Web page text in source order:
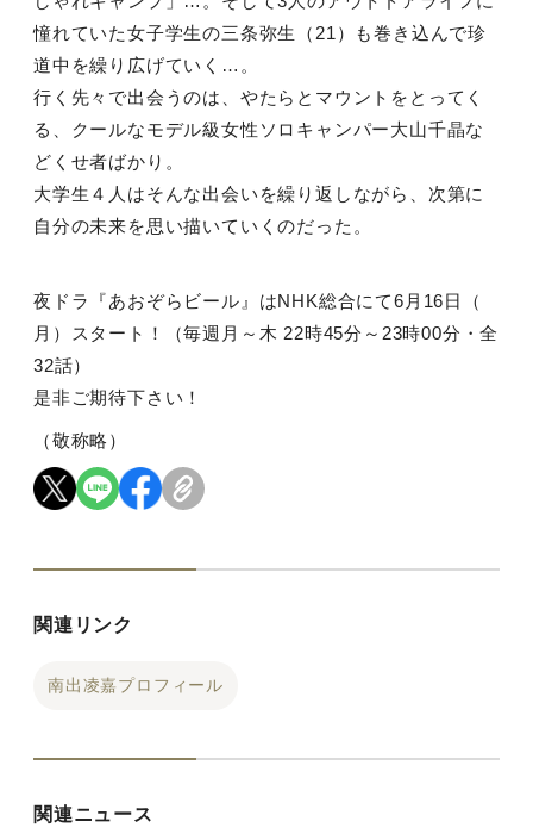
憧れていた女子学生の三条弥生（21）も巻き込んで珍
道中を繰り広げていく…。
行く先々で出会うのは、やたらとマウントをとってく
る、クールなモデル級女性ソロキャンパー大山千晶な
どくせ者ばかり。
大学生４人はそんな出会いを繰り返しながら、次第に
自分の未来を思い描いていくのだった。
夜ドラ『あおぞらビール』はNHK総合にて6月16日（
月）スタート！（毎週月～木 22時45分～23時00分・全
32話）
是非ご期待下さい！
（敬称略）
関連リンク
南出凌嘉プロフィール
関連ニュース